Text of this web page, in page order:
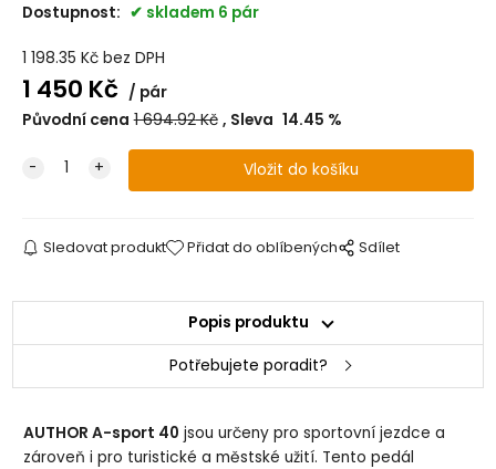
Dostupnost: skladem 6 pár
1 198.35 Kč bez DPH
1 450 Kč
pár
Původní cena 1 694.92Kč Sleva 14.45 %
Sledovat produkt Přidat do oblíbených Sdílet
Popis produktu
Potřebujete poradit?
AUTHOR A-sport 40 jsou určeny pro sportovní jezdce a
zároveň i pro turistické a městské užití. Tento pedál